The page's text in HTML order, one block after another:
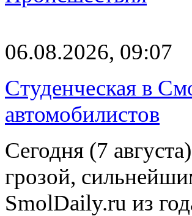
06.08.2026, 09:07
Студенческая в
автомобилистов
Сегодня (7
грозой,
SmolDaily.ru из